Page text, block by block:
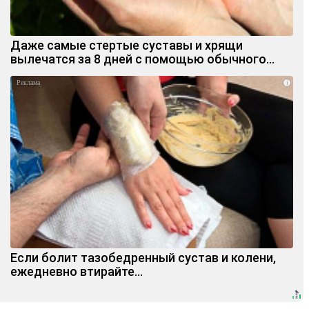
Даже самые стертые суставы и хрящи
вылечатся за 8 дней с помощью обычного…
i
Если болит тазобедренный сустав и колени,
ежедневно втирайте...